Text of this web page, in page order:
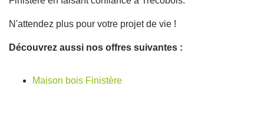
N'attendez plus pour votre projet de vie !
Découvrez aussi nos offres suivantes :
Maison bois Finistère